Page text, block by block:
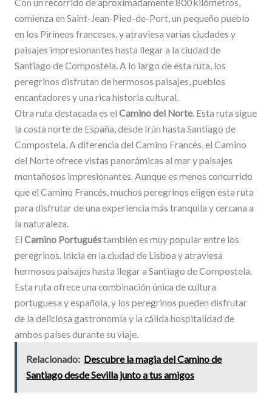
Con un recorrido de aproximadamente 800 kilómetros,
comienza en Saint-Jean-Pied-de-Port, un pequeño pueblo
en los Pirineos franceses, y atraviesa varias ciudades y
paisajes impresionantes hasta llegar a la ciudad de
Santiago de Compostela. A lo largo de esta ruta, los
peregrinos disfrutan de hermosos paisajes, pueblos
encantadores y una rica historia cultural.
Otra ruta destacada es el Camino del Norte. Esta ruta sigue
la costa norte de España, desde Irún hasta Santiago de
Compostela. A diferencia del Camino Francés, el Camino
del Norte ofrece vistas panorámicas al mar y paisajes
montañosos impresionantes. Aunque es menos concurrido
que el Camino Francés, muchos peregrinos eligen esta ruta
para disfrutar de una experiencia más tranquila y cercana a
la naturaleza.
El Camino Portuguéstambién es muy popular entre los
peregrinos. Inicia en la ciudad de Lisboa y atraviesa
hermosos paisajes hasta llegar a Santiago de Compostela.
Esta ruta ofrece una combinación única de cultura
portuguesa y española, y los peregrinos pueden disfrutar
de la deliciosa gastronomía y la cálida hospitalidad de
ambos países durante su viaje.
Relacionado: Descubre la magia del Camino de
Santiago desde Sevilla junto a tus amigos